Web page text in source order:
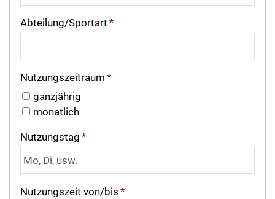
Abteilung/Sportart *
Nutzungszeitraum *
ganzjährig
monatlich
Nutzungstag *
Nutzungszeit von/bis *